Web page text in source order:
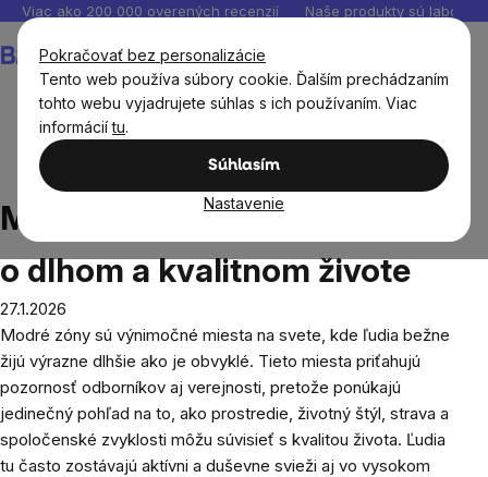
Pokračovať bez personalizácie
Tento web používa súbory cookie. Ďalším prechádzaním
tohto webu vyjadrujete súhlas s ich používaním. Viac
informáciítu.
Súhlasím
Nastavenie
Prejsť
obsah
Viac ako 200 000 overených recenzií Naše produkty sú
košík
Modré zóny: Čo prezrádzajú o dlhom a kvalitnom
živote
Modré zóny: Čo prezrádzajú
o dlhom a kvalitnom živote
27.1.2026
Modré zóny sú výnimočné miesta na svete, kde ľudia bežne
žijú výrazne dlhšie ako je obvyklé. Tieto miesta priťahujú
pozornosť odborníkov aj verejnosti, pretože ponúkajú
jedinečný pohľad na to, ako prostredie, životný štýl, strava a
spoločenské zvyklosti môžu súvisieť s kvalitou života. Ľudia
tu často zostávajú aktívni a duševne svieži aj vo vysokom